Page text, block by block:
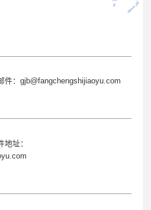
件：gjb@fangchengshijiaoyu.com
址：